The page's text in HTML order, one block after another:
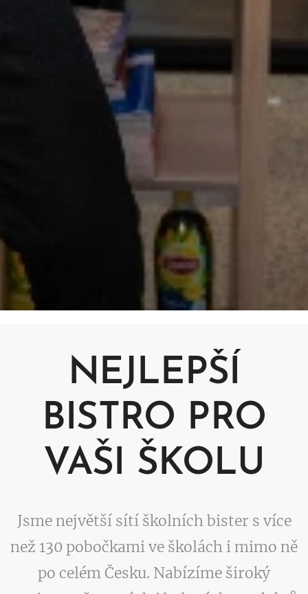
NEJLEPŠÍ
BISTRO PRO
VAŠI ŠKOLU
Jsme největší sítí školních bister s více
než 130 pobočkami ve školách i mimo ně
po celém Česku. Nabízíme široký